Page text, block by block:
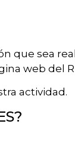
que sea
web del
actividad.